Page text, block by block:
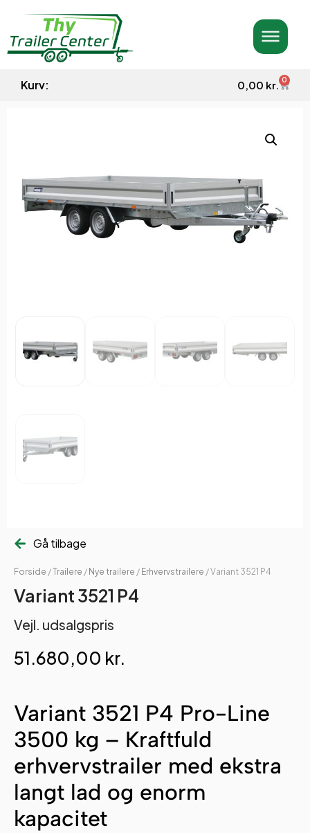
Kurv: 0,00 kr. 0
Gå tilbage
Forside /Trailere / Nye trailere / Erhvervstrailere / Variant 3521 P4
Variant 3521 P4
Vejl. udsalgspris
51.680,00 kr.
Variant 3521 P4 Pro-Line
3500 kg – Kraftfuld
erhvervstrailer med ekstra
langt lad og enorm
kapacitet